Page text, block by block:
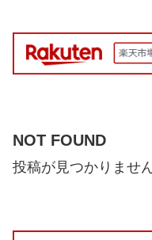
NOT FOUND
投稿が見つかりませ